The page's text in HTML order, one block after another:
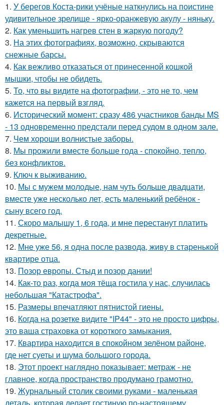
1. У берегов Коста-рики учёные наткнулись на поистине
удивительное зрелище - ярко-оранжевую акулу - няньку.
2. Как уменьшить нагрев стен в жаркую погоду?
3. На этих фотографиях, возможно, скрываются
снежные барсы.
4. Как вежливо отказаться от принесенной кошкой
мышки, чтобы не обидеть.
5. То, что вы видите на фотографии, - это не то, чем
кажется на первый взгляд.
6. Исторический момент: сразу 486 участников банды MS
- 13 одновременно предстали перед судом в одном зале.
7. Чем хороши волнистые заборы.
8. Мы прожили вместе больше года - спокойно, тепло,
без конфликтов.
9. Ключ к выживанию.
10. Мы с мужем молодые, нам чуть больше двадцати,
вместе уже несколько лет, есть маленький ребёнок -
сыну всего год.
11. Скоро малышу 1, 6 года, и мне перестанут платить
декретные.
12. Мне уже 56, я одна после развода, живу в старенькой
квартире отца.
13. Позор европы. Стыд и позор дании!
14. Как-то раз, когда моя тёща гостила у нас, случилась
небольшая "Катастрофа".
15. Размеры впечатляют пятнистой гиены.
16. Когда на розетке видите "IP44" - это не просто цифры,
это ваша страховка от короткого замыкания.
17. Квартира находится в спокойном зелёном районе,
где нет суеты и шума большого города.
18. Этот проект наглядно показывает: метраж - не
главное, когда пространство продумано грамотно.
19. Журнальный столик своими руками - маленькая